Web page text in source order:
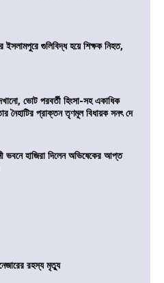
গুলিবিদ্ধ হয়ে শিক্ষক নিহত,
ভোট পরবর্তী হিংসা-সহ একাধিক
নৈহাটির প্রাক্তন তৃণমূল বিধায়ক সনৎ দে
ভবনে হাজিরা দিলেন অভিষেকের আপ্ত
রহস্য মৃত্যু